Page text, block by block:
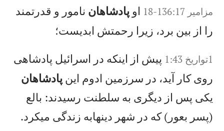
مزامير 136:17-18 اوپادشاهان نامور و قدرتمند
را از بين برد، زيرا رحمتش ابديست؛
1تواريخ 1:43
پيش از اينكه در اسرائيل پادشاهی
روی كار آيد، در سرزمين ادوم اينپادشاهان
يكی پس از ديگری به سلطنت رسيدند: بالع
(پسر بعور) كه در شهر دينهابه زندگی میكرد.